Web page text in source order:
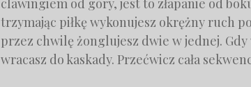
clawingiem od góry, jest to złapanie od
trzymając piłkę wykonujesz okrężny ruch
przez chwilę żonglujesz dwie w jednej.
wracasz do kaskady. Przećwicz cała